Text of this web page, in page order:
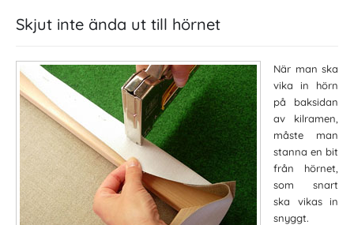
Skjut inte ända ut till hörnet
När man ska
vika in hörn
på baksidan
av kilramen,
måste man
stanna en bit
från hörnet,
som snart
ska vikas in
snyggt.